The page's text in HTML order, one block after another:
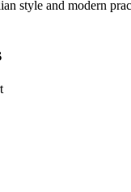
style and modern